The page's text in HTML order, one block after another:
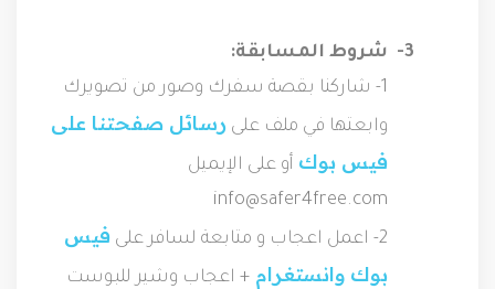
3-  شروط المسابقة:
وابعتها في ملف على
فيس بوك
2- اعمل اعجاب و متابعة لسافر على
بوك وانستغرام